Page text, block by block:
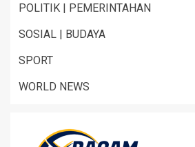
POLITIK | PEMERINTAHAN
SOSIAL | BUDAYA
SPORT
WORLD NEWS